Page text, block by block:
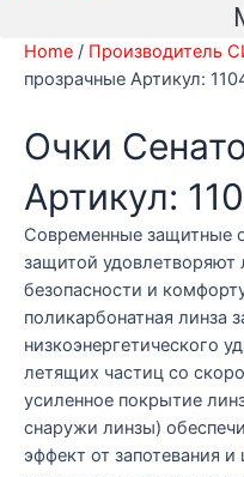
Home / Производитель
прозрачные Артикул:
Очки
Артикул:
Современные защитные
защитой
безопасности и
поликарбонатная линза
низкоэнергетического
летящих частиц со
усиленное покрытие
снаружи линзы)
эффект от запотевания